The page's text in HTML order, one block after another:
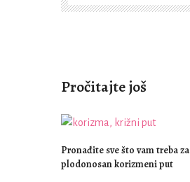
Pročitajte još
Pronađite sve što vam treba za
plodonosan korizmeni put